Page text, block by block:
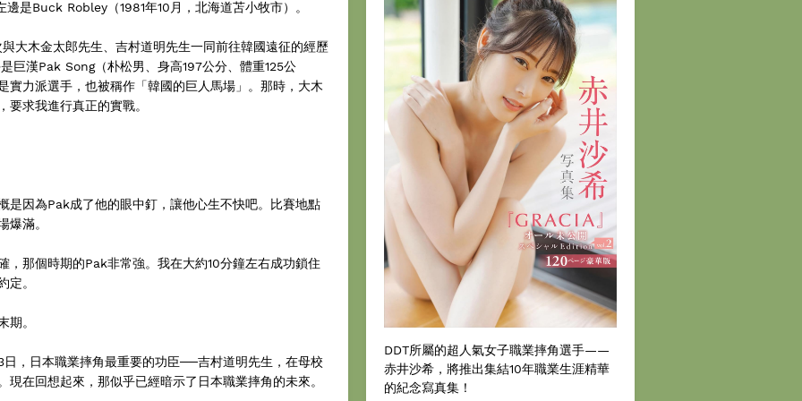
是Buck Robley（1981年10月，北海道苫小牧市）。
大木金太郎先生、吉村道明先生一同前往韓國遠征的經歷
巨漢Pak Song（朴松男、身高197公分、體重125公
實力派選手，也被稱作「韓國的巨人馬場」。那時，大木
要求我進行真正的實戰。
是因為Pak成了他的眼中釘，讓他心生不快吧。比賽地點
爆滿。
，那個時期的Pak非常強。我在大約10分鐘左右成功鎖住
定。
。
，日本職業摔角最重要的功臣──吉村道明先生，在母校
在回想起來，那似乎已經暗示了日本職業摔角的未來。
DDT所屬的超人氣女子職業摔角選手——
赤井沙希，將推出集結10年職業生涯精華
的紀念寫真集！